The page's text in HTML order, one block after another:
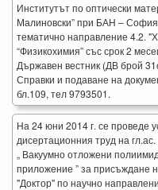
Институтът по оптически
Малиновски” при БАН – София
тематично направление 4.2.
“Физикохимия” със срок 2
Държавен вестник (ДВ брой
Справки и подаване на
бл.109, тел 9793501.
На 24 юни 2014 г. се проведе
дисертационния труд на
„ Вакуумно отложени
приложение ” за присъждане
"Доктор" по научно